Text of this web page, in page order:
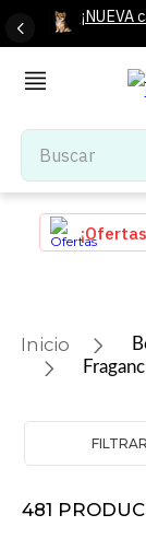
Buscar
TÉRMINOS
1.
tenis
iphone
colchones
8.
audifonos
FILTRAR
481